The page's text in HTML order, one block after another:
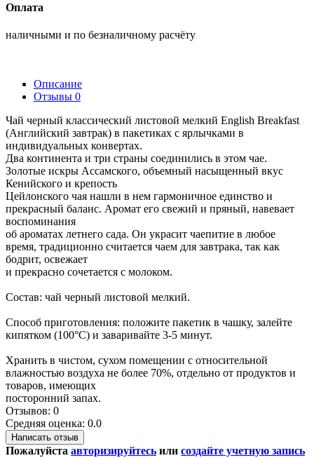
Оплата
наличными и по безналичному расчёту
Описание
Отзывы 0
Чай черный классический листовой мелкий English Breakfast
(Английский завтрак) в пакетиках с ярлычками в
индивидуальных конвертах.
Два континента и три страны соединились в этом чае.
Золотые искры Ассамского, объемный насыщенный вкус
Кенийского и крепость
Цейлонского чая нашли в нем гармоничное единство и
прекрасный баланс. Аромат его свежий и пряный, навевает
воспоминания
об ароматах летнего сада. Он украсит чаепитие в любое
время, традиционно считается чаем для завтрака, так как
бодрит, освежает
и прекрасно сочетается с молоком.
Состав: чай черный листовой мелкий.
Способ приготовления: положите пакетик в чашку, залейте
кипятком (100°С) и заваривайте 3-5 минут.
Хранить в чистом, сухом помещении с относительной
влажностью воздуха не более 70%, отдельно от продуктов и
товаров, имеющих
посторонний запах.
Отзывов: 0
Средняя оценка: 0.0
Написать отзыв
Пожалуйста авторизируйтесь или создайте учетную запись